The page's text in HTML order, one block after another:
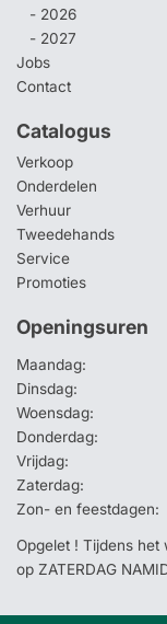
- 2026
- 2027
Jobs
Contact
Catalogus
Verkoop
Onderdelen
Verhuur
Tweedehands
Service
Promoties
Openingsuren
Maandag:
Dinsdag:
Woensdag:
Donderdag:
Vrijdag:
Zaterdag:
Zon- en feestdagen:
Opgelet ! Tijdens
op ZATERDAG